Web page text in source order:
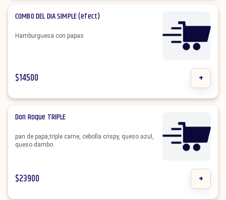
COMBO DEL DIA SIMPLE (efect)
Hamburguesa con papas
$14500 +
Don Roque TRIPLE
pan de papa,triple carne, cebolla crispy, queso azul,
queso dambo.
$23900 +